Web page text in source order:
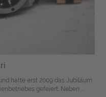
hatte erst 2009 das Jubiläum
gefeiert. Neben ...